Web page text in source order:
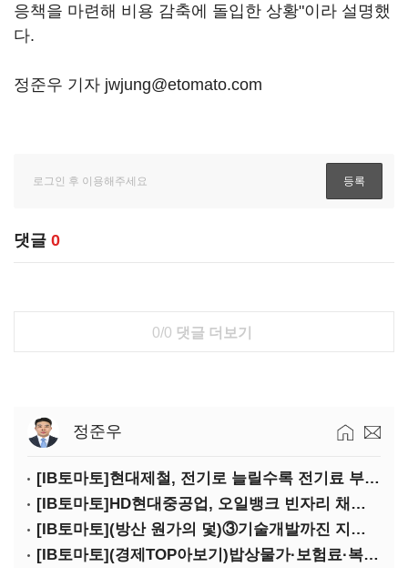
응책을 마련해 비용 감축에 돌입한 상황"이라 설명했
다.
정준우 기자 jwjung@etomato.com
댓글 0
0/0 댓글 더보기
정준우
[IB토마토]현대제철, 전기로 늘릴수록 전기료 부담…저탄소 전환의 역설
[IB토마토]HD현대중공업, 오일뱅크 빈자리 채웠다…그룹 배당 핵심축 부상
[IB토마토](방산 원가의 덫)③기술개발까진 지원…수출은 각자도생
[IB토마토](경제TOP아보기)밥상물가·보험료·복구비…장마가 내미는 청구서